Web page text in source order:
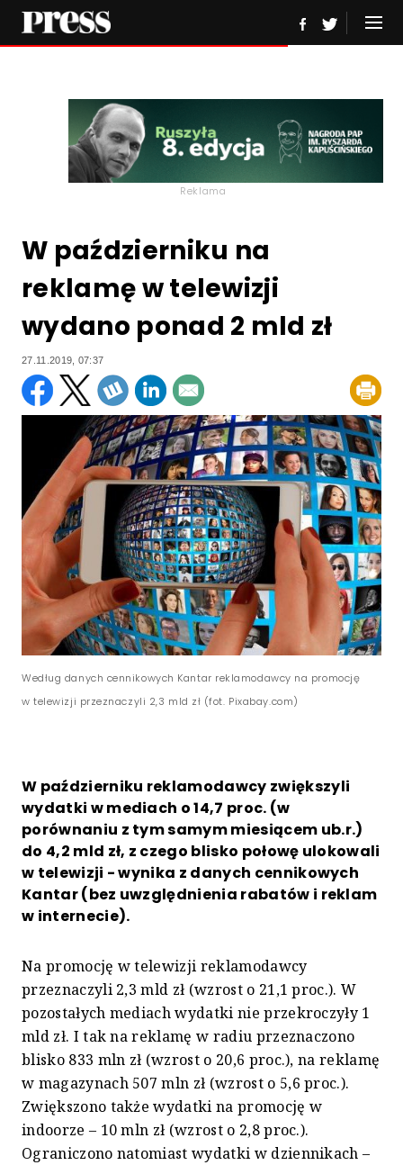
Reklama
W październiku na
reklamę w telewizji
wydano ponad 2 mld zł
27.11.2019, 07:37
Według danych cennikowych Kantar reklamodawcy na promocję
w telewizji przeznaczyli 2,3 mld zł (fot. Pixabay.com)
W październiku reklamodawcy zwiększyli
wydatki w mediach o 14,7 proc. (w
porównaniu z tym samym miesiącem ub.r.)
do 4,2 mld zł, z czego blisko połowę ulokowali
w telewizji - wynika z danych cennikowych
Kantar (bez uwzględnienia rabatów i reklam
w internecie).
Na promocję w telewizji reklamodawcy
przeznaczyli 2,3 mld zł (wzrost o 21,1 proc.). W
pozostałych mediach wydatki nie przekroczyły 1
mld zł. I tak na reklamę w radiu przeznaczono
blisko 833 mln zł (wzrost o 20,6 proc.), na reklamę
w magazynach 507 mln zł (wzrost o 5,6 proc.).
Zwiększono także wydatki na promocję w
indoorze – 10 mln zł (wzrost o 2,8 proc.).
Ograniczono natomiast wydatki w dziennikach –